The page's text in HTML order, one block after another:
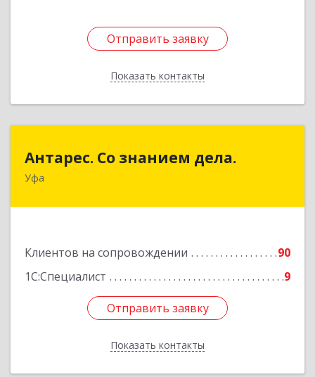
Отправить заявку
Показать контакты
Отправить заявку
Назад
Антарес. Со знанием дела.
Уфа
Клиентов на сопровождении
90
1С:Специалист
9
Отправить заявку
Показать контакты
Отправить заявку
Назад